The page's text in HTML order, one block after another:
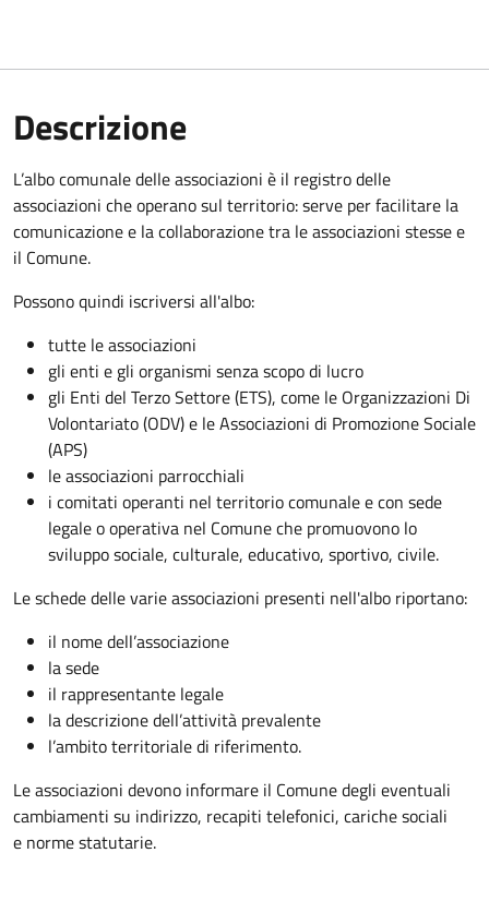
Descrizione
L’albo comunale delle associazioni è il registro delle
associazioni che operano sul territorio: serve per facilitare la
comunicazione e la collaborazione tra le associazioni stesse e
il Comune.
Possono quindi iscriversi all'albo:
tutte le associazioni
gli enti e gli organismi senza scopo di lucro
gli Enti del Terzo Settore (ETS), come le Organizzazioni Di
Volontariato (ODV) e le Associazioni di Promozione Sociale
(APS)
le associazioni parrocchiali
i comitati operanti nel territorio comunale e con sede
legale o operativa nel Comune che promuovono lo
sviluppo sociale, culturale, educativo, sportivo, civile.
Le schede delle varie associazioni presenti nell'albo riportano:
il nome dell’associazione
la sede
il rappresentante legale
la descrizione dell’attività prevalente
l’ambito territoriale di riferimento.
Le associazioni devono informare il Comune degli eventuali
cambiamenti su indirizzo, recapiti telefonici, cariche sociali
e norme statutarie.